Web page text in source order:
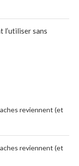
l’utiliser sans
reviennent (et
reviennent (et